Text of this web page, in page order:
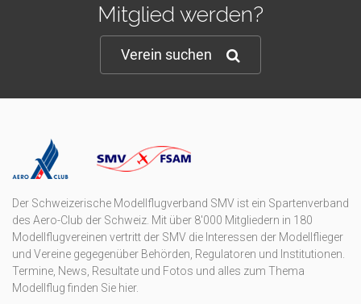
Mitglied werden?
Verein suchen
Der Schweizerische Modellflugverband SMV ist ein Spartenverband
des Aero-Club der Schweiz. Mit über 8'000 Mitgliedern in 180
Modellflugvereinen vertritt der SMV die Interessen der Modellflieger
und Vereine gegegenüber Behörden, Regulatoren und Institutionen.
Termine, News, Resultate und Fotos und alles zum Thema
Modellflug finden Sie hier.